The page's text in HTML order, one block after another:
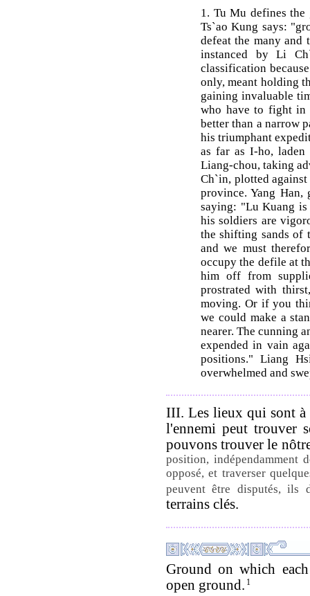
1. Tu Mu defines
Ts`ao Kung says:
defeat the many and
instanced by Li
classification
only, meant holding
gaining invaluable
who have to fight in
better than a narrow
his triumphant
as far as I-ho,
Liang-chou, taking
Ch`in, plotted
province. Yang Han,
saying: "Lu Kuang
his soldiers are
the shifting sands of
and we must
occupy the defile at
him off from
prostrated with
moving. Or if you
we could make a
nearer. The cunning
expended in vain
positions." Liang
overwhelmed and
III. Les lieux qui sont à
l'ennemi peut trouver
pouvons trouver le
position, indépendamment
opposé, et traverser
peuvent être disputés, ils
terrains clés.
Ground on which
open ground. 1